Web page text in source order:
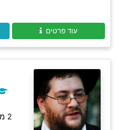
עוד פרטים
2 משובים